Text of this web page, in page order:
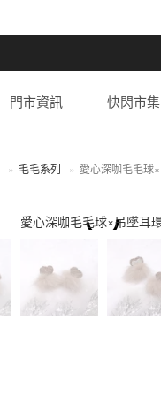
門市資訊 快閃市集
毛毛系列 愛心深咖毛毛球